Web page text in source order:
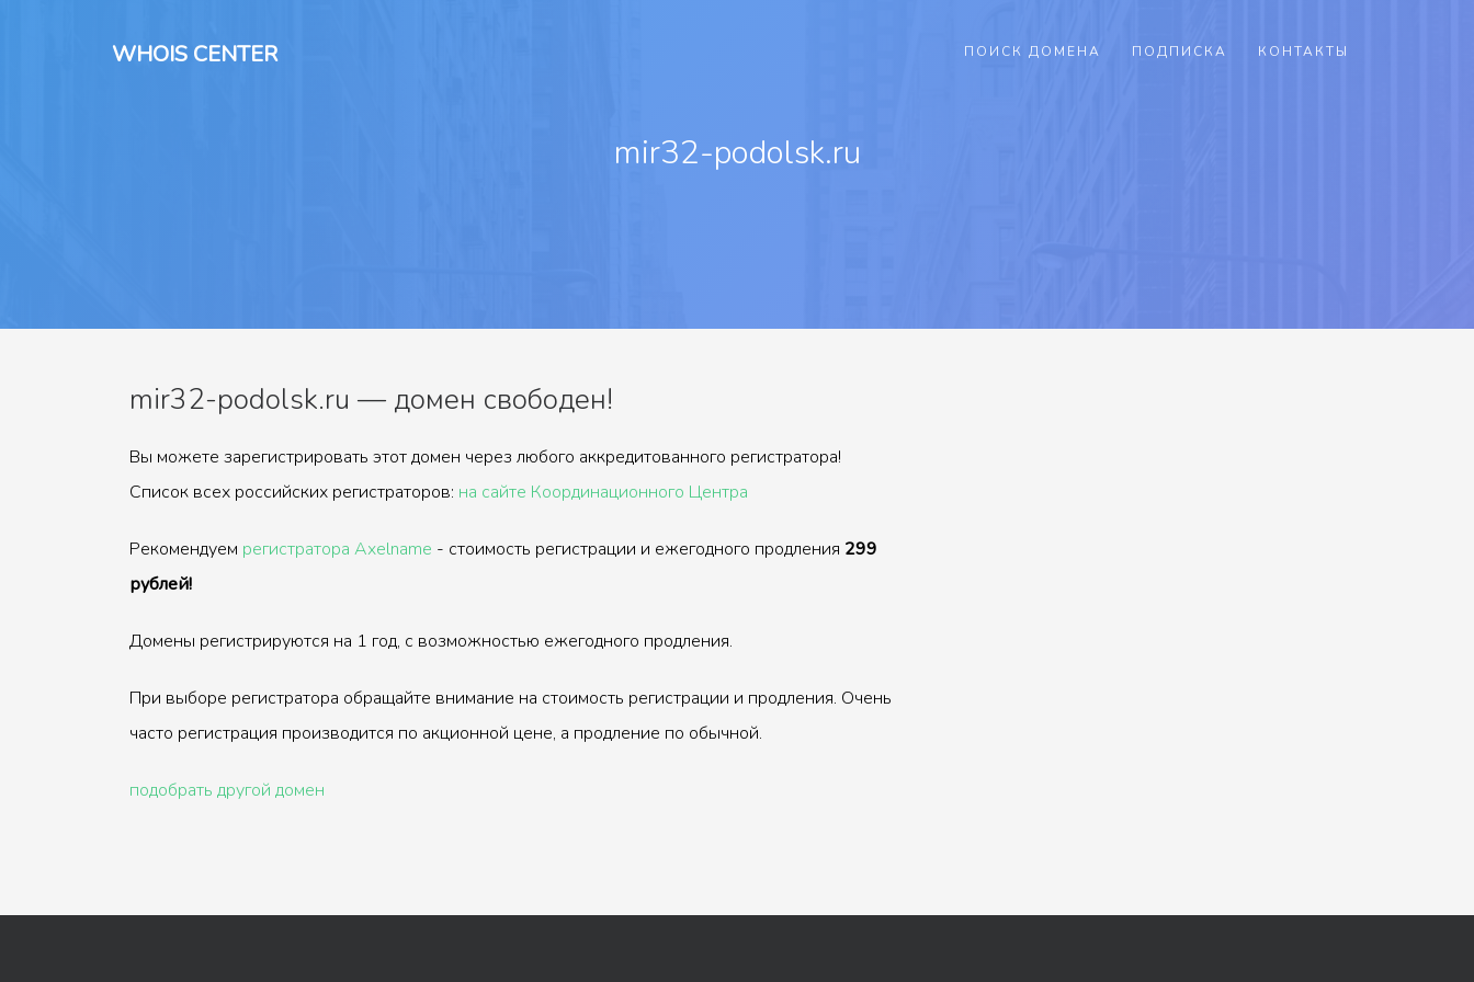
WHOIS CENTER ПОИСК ДОМЕНА ПОДПИСКА КОНТАКТЫ
mir32-podolsk.ru
mir32-podolsk.ru — домен свободен!
Вы можете зарегистрировать этот домен через любого аккредитованного регистратора!
Список всех российских регистраторов: на сайте Координационного Центра
Рекомендуем регистратора Axelname - стоимость регистрации и ежегодного продления 299
рублей!
Домены регистрируются на 1 год, с возможностью ежегодного продления.
При выборе регистратора обращайте внимание на стоимость регистрации и продления. Очень
часто регистрация производится по акционной цене, а продление по обычной.
подобрать другой домен